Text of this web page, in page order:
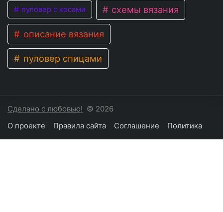
пуловер с косами схемы вязания
описание вязания
пуловер спицами
Сделано с любовью! © 2026
О проекте
Правила сайта Соглашение Политика